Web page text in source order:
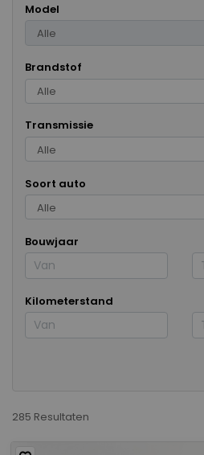
Model
Brandstof
Transmissie
Soort auto
Bouwjaar
Kilometerstand
285 Resultaten